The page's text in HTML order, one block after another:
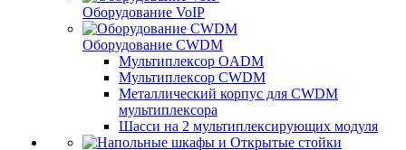
Оборудование VoIP
Оборудование CWDM
Мультиплекcор OADM
Мультиплексор CWDM
Металлический корпус для CWDM
мультиплексора
Шасси на 2 мультиплексирующих модуля